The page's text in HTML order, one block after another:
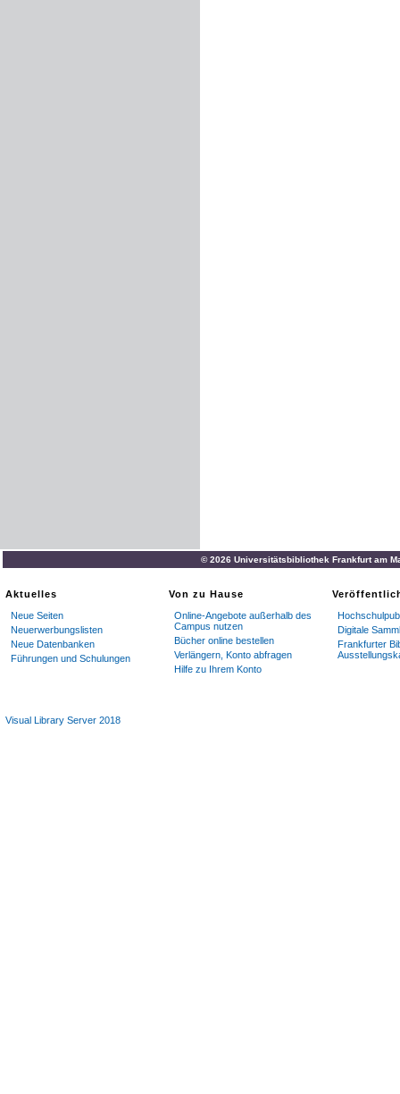
© 2026 Universitätsbibliothek Frankfurt am
Aktuelles
Neue Seiten
Neuerwerbungslisten
Neue Datenbanken
Führungen und Schulungen
Von zu Hause
Online-Angebote außerhalb des
Campus nutzen
Bücher online bestellen
Verlängern, Konto abfragen
Hilfe zu Ihrem Konto
Digitale
Frankfurter
Visual Library Server 2018